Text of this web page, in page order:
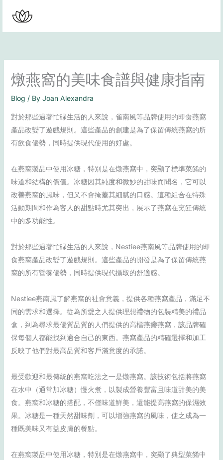
content
燉燕窩的美味食譜與健康指南
Blog / By Joan Alexandra
對於那些過著忙碌生活的人來說，雀南風等品牌使用的即食燕窩
產品改變了遊戲規則。這些產品的創建是為了保留傳統燕窩的所
有飲食優勢，同時提供現代使用的好處。
在燕窩製品中使用冰糖，特別是在燉燕窩中，突顯了標準菜餚的
味道和結構的價值。冰糖因其純度和微妙的甜味而聞名，它可以
改善燕窩的風味，但又不會掩蓋其細膩的口感。這種組合在特殊
活動期間和作為客人的甜點時尤其突出，展示了燕窩在烹飪傳統
中的多功能性。
對於那些過著忙碌生活的人來說，Nestiee燕南風等品牌使用的即
食燕窩產品改變了遊戲規則。這些產品的開發是為了保留傳統燕
窩的所有營養優勢，同時提供現代攝取的舒適感。
Nestiee燕南風了解燕窩的社會意義，提供各種燕窩產品，滿足不
同的需求和選擇。從為所愛之人提供理想禮物的包裝精美的禮品
盒，到為尋求最優質品質的人們提供的高檔燕盞燕窩，該品牌確
保每個人都能找到適合自己的東西。燕窩產品的精確選擇和加工
反映了他們對最高品質和客戶滿意度的承諾。
最受歡迎和最傳統的燕窩吃法之一是燉燕窩。該技術包括將燕窩
在水中（通常加冰糖）慢火煮，以製成營養豐富且味道甜美的美
食。燕窩和冰糖的搭配，不僅味道鮮美，還能提高燕窩的保濕效
果。冰糖是一種天然甜味劑，可以增強燕窩的風味，使之成為一
種既美味又有益皮膚的餐點。
在燕窩製品中使用冰糖，特別是在燉燕窩中，突顯了典型菜餚中